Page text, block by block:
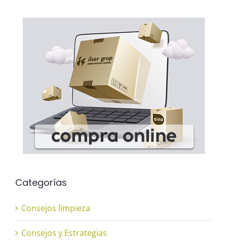
Categorías
Consejos limpieza
Consejos y Estrategias